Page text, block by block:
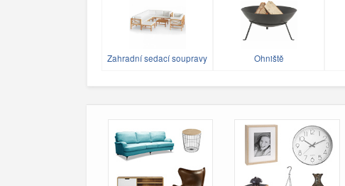
Zahradní sedací soupravy Ohniště